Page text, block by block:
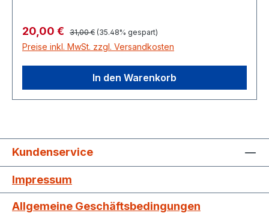
Verkaufspreis:
20,00 € Regulärer Preis:
31,00 € (35.48% gespart)
Preise inkl. MwSt. zzgl. Versandkosten
In den Warenkorb
Kundenservice
Impressum
Allgemeine Geschäftsbedingungen